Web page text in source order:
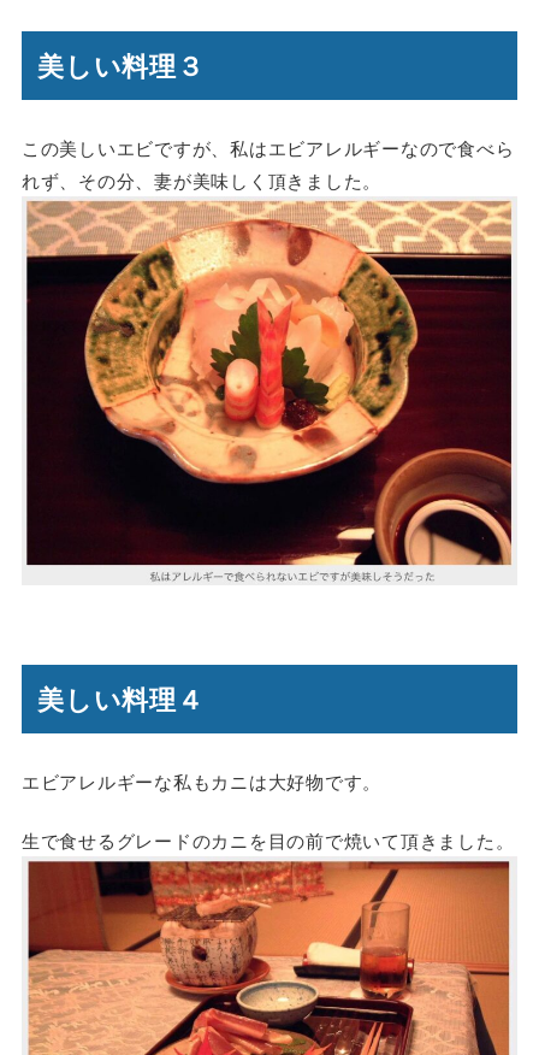
美しい料理３
この美しいエビですが、私はエビアレルギーなので食べら
れず、その分、妻が美味しく頂きました。
美しい料理４
エビアレルギーな私もカニは大好物です。
生で食せるグレードのカニを目の前で焼いて頂きました。